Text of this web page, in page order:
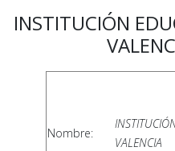
INSTITUCIÓN
Nombre:
VALENCIA